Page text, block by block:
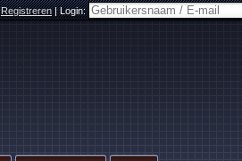
Registreren|Login: